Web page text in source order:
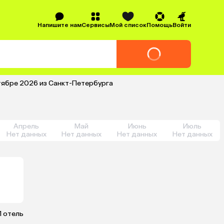
Напишите намСервисыМой списокПомощьВойти
2026 из Санкт-Петербурга
Апрель
Нет данных
Май
Нет данных
Июнь
Нет данных
Июль
Нет данных
отель